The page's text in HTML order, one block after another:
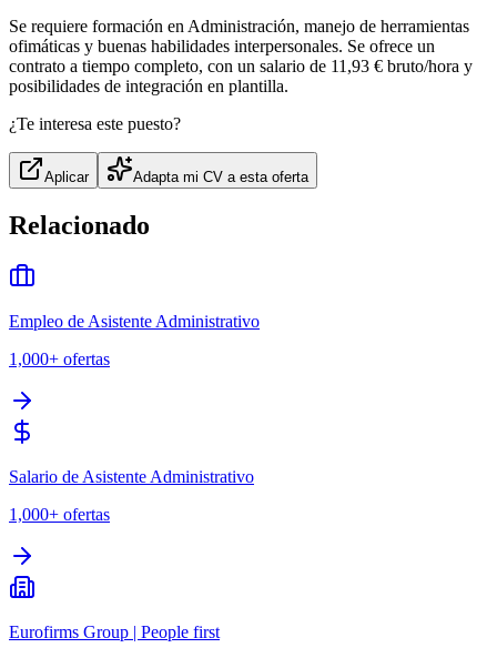
Se requiere formación en Administración, manejo de herramientas
ofimáticas y buenas habilidades interpersonales. Se ofrece un
contrato a tiempo completo, con un salario de 11,93 € bruto/hora y
posibilidades de integración en plantilla.
¿Te interesa este puesto?
Aplicar Adapta mi CV a esta oferta
Relacionado
Empleo de Asistente Administrativo
1,000+ ofertas
Salario de Asistente Administrativo
1,000+ ofertas
Eurofirms Group | People first